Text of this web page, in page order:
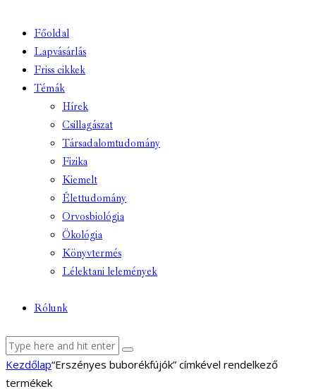
Főoldal
Lapvásárlás
Friss cikkek
Témák
Hírek
Csillagászat
Társadalomtudomány
Fizika
Kiemelt
Élettudomány
Orvosbiológia
Ökológia
Könyvtermés
Lélektani lelemények
Rólunk
facebook-
1
youtube-
1
email
Kezdőlap“Erszényes buborékfújók” címkével rendelkező
termékek